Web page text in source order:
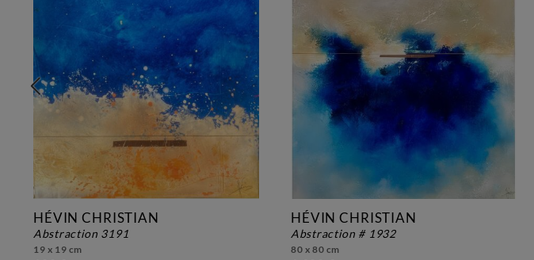
HÉVIN CHRISTIAN
abstraction 3191
19 x 19 cm
HÉVIN CHRISTIAN
abstraction # 1932
80 x 80 cm